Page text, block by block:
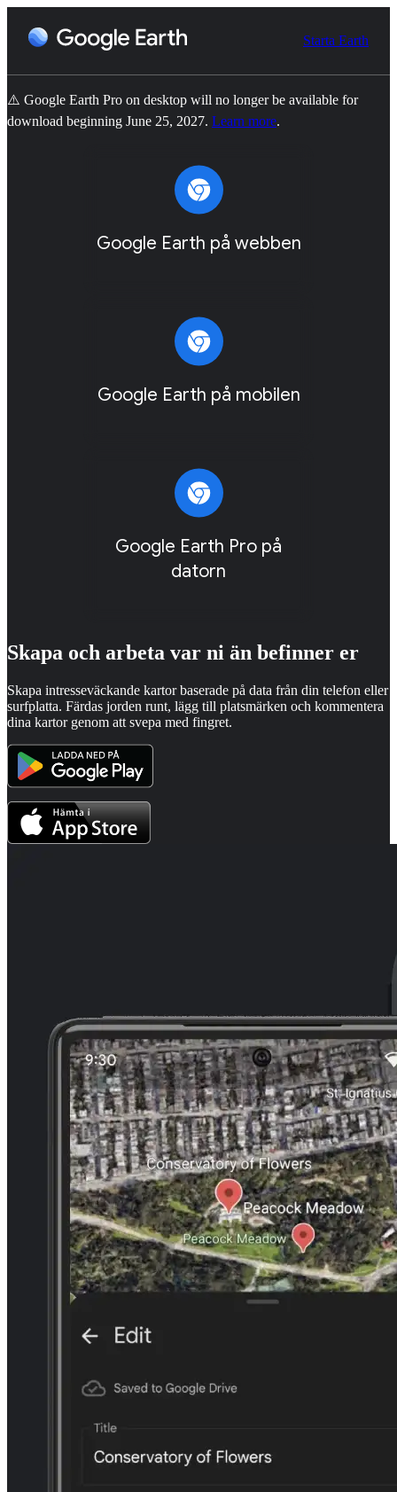
Starta Earth
⚠️ Google Earth Pro on desktop will no longer be available for
download beginning June 25, 2027. Learn more.
Google Earth på webben
Google Earth på mobilen
Google Earth Pro på
datorn
Skapa och arbeta var ni än befinner er
Skapa intresseväckande kartor baserade på data från din telefon eller
surfplatta. Färdas jorden runt, lägg till platsmärken och kommentera
dina kartor genom att svepa med fingret.